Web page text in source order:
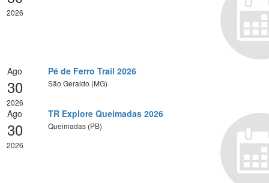
2026
Ago
30
2026
Pé de Ferro Trail 2026
São Geraldo (MG)
Ago
30
2026
TR Explore Queimadas 2026
Queimadas (PB)